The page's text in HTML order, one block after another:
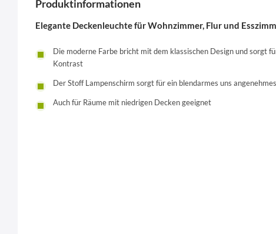
Produktinformationen
Elegante Deckenleuchte für Wohnzimmer, Flur und
Die moderne Farbe bricht mit dem klassischen Design und sorgt
Kontrast
Der Stoff Lampenschirm sorgt für ein blendarmes uns
Auch für Räume mit niedrigen Decken geeignet